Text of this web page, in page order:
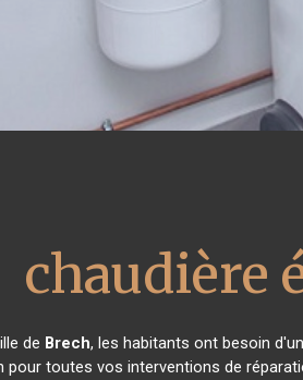
chaudière
de Brech, les habitants ont besoin
pour toutes vos interventions de